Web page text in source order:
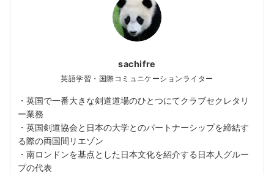
sachifre
英語学習・国際コミュニケーションライター
・英国で一番大きな剣道道場のひとつにてクラブセクレタリ
ー業務
・英国剣道協会と日本の大学とのパートナーシップを締結す
る際の両国間リエゾン
・南ロンドンを基点とした日本文化を紹介する日本人グルー
プの代表